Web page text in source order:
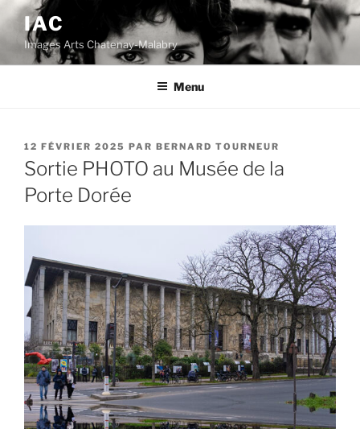
Aller
contenu
principal
IAC
Images Arts Chatenay-Malabry
Menu
PUBLIÉ
LE
12 FÉVRIER 2025 PAR BERNARD TOURNEUR
Sortie PHOTO au Musée de la
Porte Dorée